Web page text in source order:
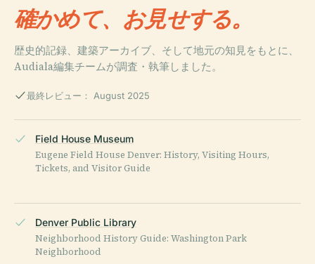
確かめて、お見せする。
歴史的記録、建築アーカイブ、そして地元の知見をもとに、
Audiala編集チームが調査・執筆しました。
最終レビュー： August 2025
Field House Museum
Eugene Field House Denver: History, Visiting Hours,
Tickets, and Visitor Guide
Denver Public Library
Neighborhood History Guide: Washington Park
Neighborhood